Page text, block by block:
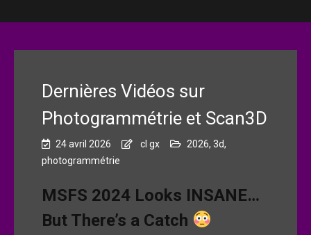
Dernières Vidéos sur
Photogrammétrie et Scan3D
24 avril 2026 cl gx 2026, 3d,
photogrammétrie
MSFS 2024 Looks INSANE…
But There’s a Catch